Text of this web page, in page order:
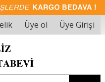
Üye ol Üye Girişi